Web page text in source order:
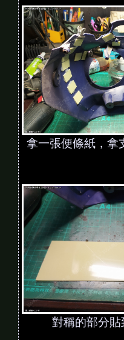
拿一張便條紙，拿
對稱的部分貼